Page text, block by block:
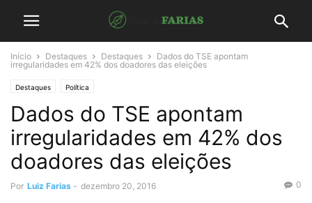
Início Destaques Destaques
Dados do TSE apontam
irregularidades em 42% dos doadores das eleições
Destaques Política
Dados do TSE apontam
irregularidades em 42% dos
doadores das eleições
Por Luiz Farias - dezembro 20, 2016 0